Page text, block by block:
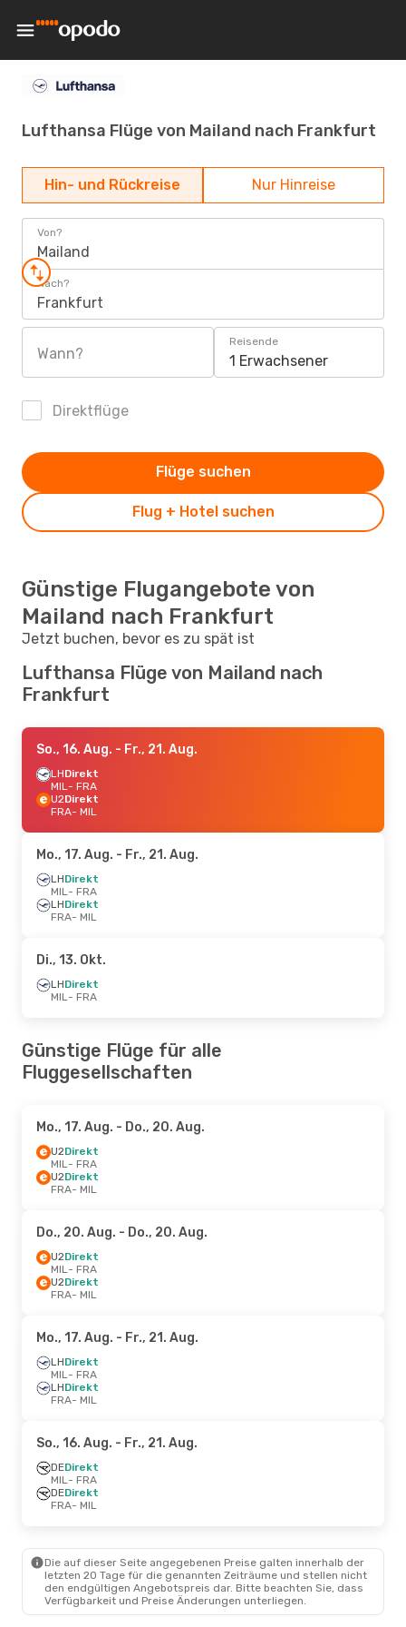
Lufthansa Flüge von Mailand nach Frankfurt
Hin- und Rückreise Nur Hinreise
Von?
Mailand
Nach?
Frankfurt
Wann?
Reisende
1 Erwachsener
Direktflüge
Flug + Hotel suchen
Flüge suchen
Günstige Flugangebote von
Mailand nach Frankfurt
Jetzt buchen, bevor es zu spät ist
Lufthansa Flüge von Mailand nach
Frankfurt
So., 16. Aug. - Fr., 21. Aug.
LHDirekt
MIL- FRA
U2Direkt
FRA- MIL
Mo., 17. Aug. - Fr., 21. Aug.
LHDirekt
MIL- FRA
LHDirekt
FRA- MIL
Di., 13. Okt.
LHDirekt
MIL- FRA
Günstige Flüge für alle
Fluggesellschaften
Mo., 17. Aug. - Do., 20. Aug.
U2Direkt
MIL- FRA
U2Direkt
FRA- MIL
Do., 20. Aug. - Do., 20. Aug.
U2Direkt
MIL- FRA
U2Direkt
FRA- MIL
Mo., 17. Aug. - Fr., 21. Aug.
LHDirekt
MIL- FRA
LHDirekt
FRA- MIL
So., 16. Aug. - Fr., 21. Aug.
DEDirekt
MIL- FRA
DEDirekt
FRA- MIL
Die auf dieser Seite angegebenen Preise galten innerhalb der
letzten 20 Tage für die genannten Zeiträume und stellen nicht
den endgültigen Angebotspreis dar. Bitte beachten Sie, dass
Verfügbarkeit und Preise Änderungen unterliegen.